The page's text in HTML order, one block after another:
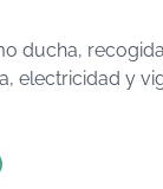
ducha,
electricidad y